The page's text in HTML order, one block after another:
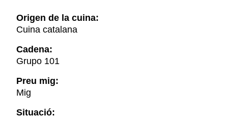
Origen de la cuina:
Cuina catalana
Cadena:
Grupo 101
Preu mig:
Mig
Situació: